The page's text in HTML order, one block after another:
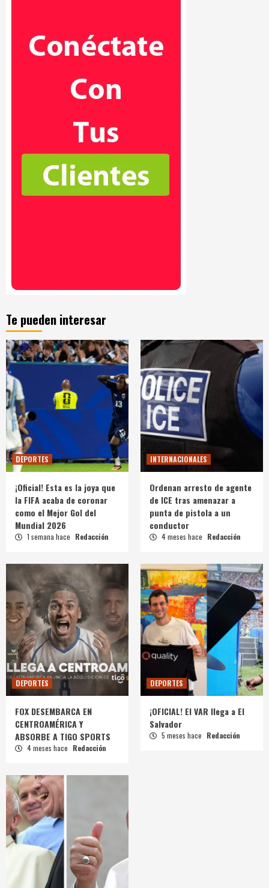
Te pueden interesar
DEPORTES
¡Oficial! Esta es la joya que
la FIFA acaba de coronar
como el Mejor Gol del
Mundial 2026
1 semana hace Redacción
INTERNACIONALES
Ordenan arresto de agente
de ICE tras amenazar a
punta de pistola a un
conductor
4 meses hace Redacción
DEPORTES
FOX DESEMBARCA EN
CENTROAMÉRICA Y
ABSORBE A TIGO SPORTS
4 meses hace Redacción
DEPORTES
¡OFICIAL! El VAR llega a El
Salvador
5 meses hace Redacción